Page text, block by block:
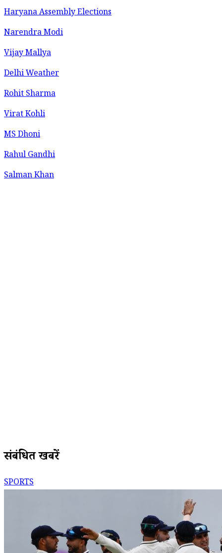
Haryana Assembly Elections
Narendra Modi
Vijay Mallya
Delhi Weather
Rohit Sharma
Virat Kohli
MS Dhoni
Rahul Gandhi
Salman Khan
संबंधित खबरें
SPORTS